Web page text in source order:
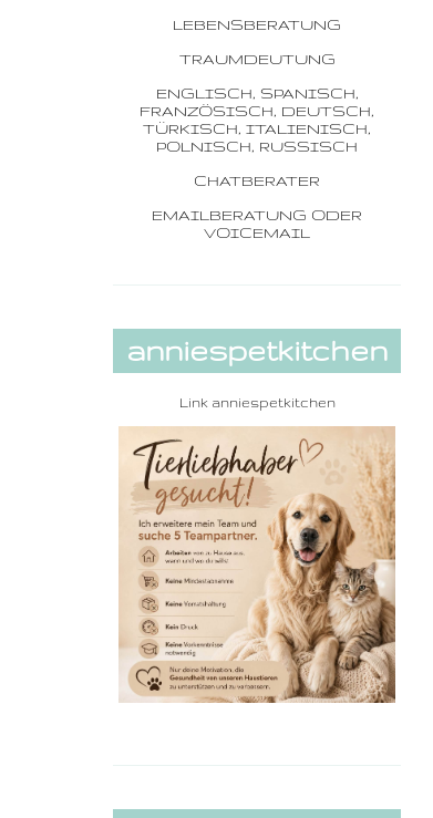
LEBENSBERATUNG
TRAUMDEUTUNG
ENGLISCH, SPANISCH,
FRANZÖSISCH, DEUTSCH,
TÜRKISCH, ITALIENISCH,
POLNISCH, RUSSISCH
CHATBERATER
EMAILBERATUNG ODER
VOICEMAIL
anniespetkitchen
Link anniespetkitchen